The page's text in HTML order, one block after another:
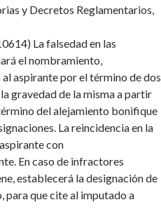
y Decretos Reglamentarios,
La falsedad en las
el nombramiento,
aspirante por el término de dos
gravedad de la misma a partir
del alejamiento bonifique
La reincidencia en la
con
En caso de infractores
establecerá la designación de
para que cite al imputado a